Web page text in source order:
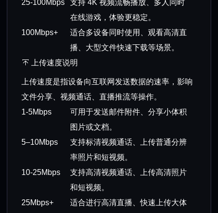
25-100Mbps
支持 4K 视频流畅播放、多人同时
在线游戏，体验更稳定。
100Mbps+
适合多设备同时使用、观看高清直
播、大型文件快速下载等场景。
上传速度说明
上传速度是指设备向互联网发送数据的速率，影响
文件分享、视频通话、直播推流等操作。
1-5Mbps
可用于发送邮件附件、分享小体积
图片或文档。
5–10Mbps
支持标清视频通话、上传普通分辨
率照片和短视频。
10-25Mbps
支持高清视频通话、上传高清照片
和短视频。
25Mbps+
适合进行高清直播、快速上传大体